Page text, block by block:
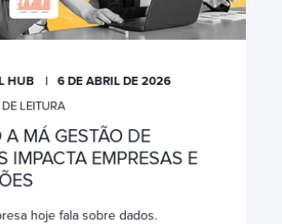
HUB
6 DE ABRIL DE 2026
LEITURA
A MÁ GESTÃO DE
IMPACTA EMPRESAS E
hoje fala sobre dados.